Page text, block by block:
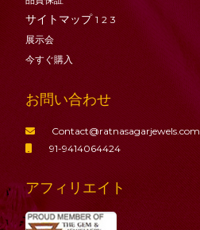
サイトマップ 1 2 3
展示会
今すぐ購入
お問い合わせ
Contact@ratnasagarjewels.com
91-9414064424
アフィリエイト